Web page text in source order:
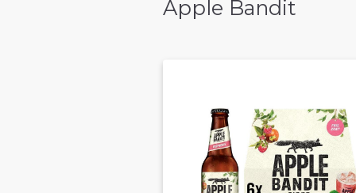
Apple Bandit